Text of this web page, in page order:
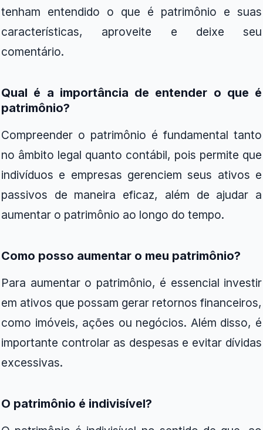
tenham entendido o que é patrimônio e suas
características, aproveite e deixe seu
comentário.
Qual é a importância de entender o que é
patrimônio?
Compreender o patrimônio é fundamental tanto
no âmbito legal quanto contábil, pois permite que
indivíduos e empresas gerenciem seus ativos e
passivos de maneira eficaz, além de ajudar a
aumentar o patrimônio ao longo do tempo.
Como posso aumentar o meu patrimônio?
Para aumentar o patrimônio, é essencial investir
em ativos que possam gerar retornos financeiros,
como imóveis, ações ou negócios. Além disso, é
importante controlar as despesas e evitar dívidas
excessivas.
O patrimônio é indivisível?